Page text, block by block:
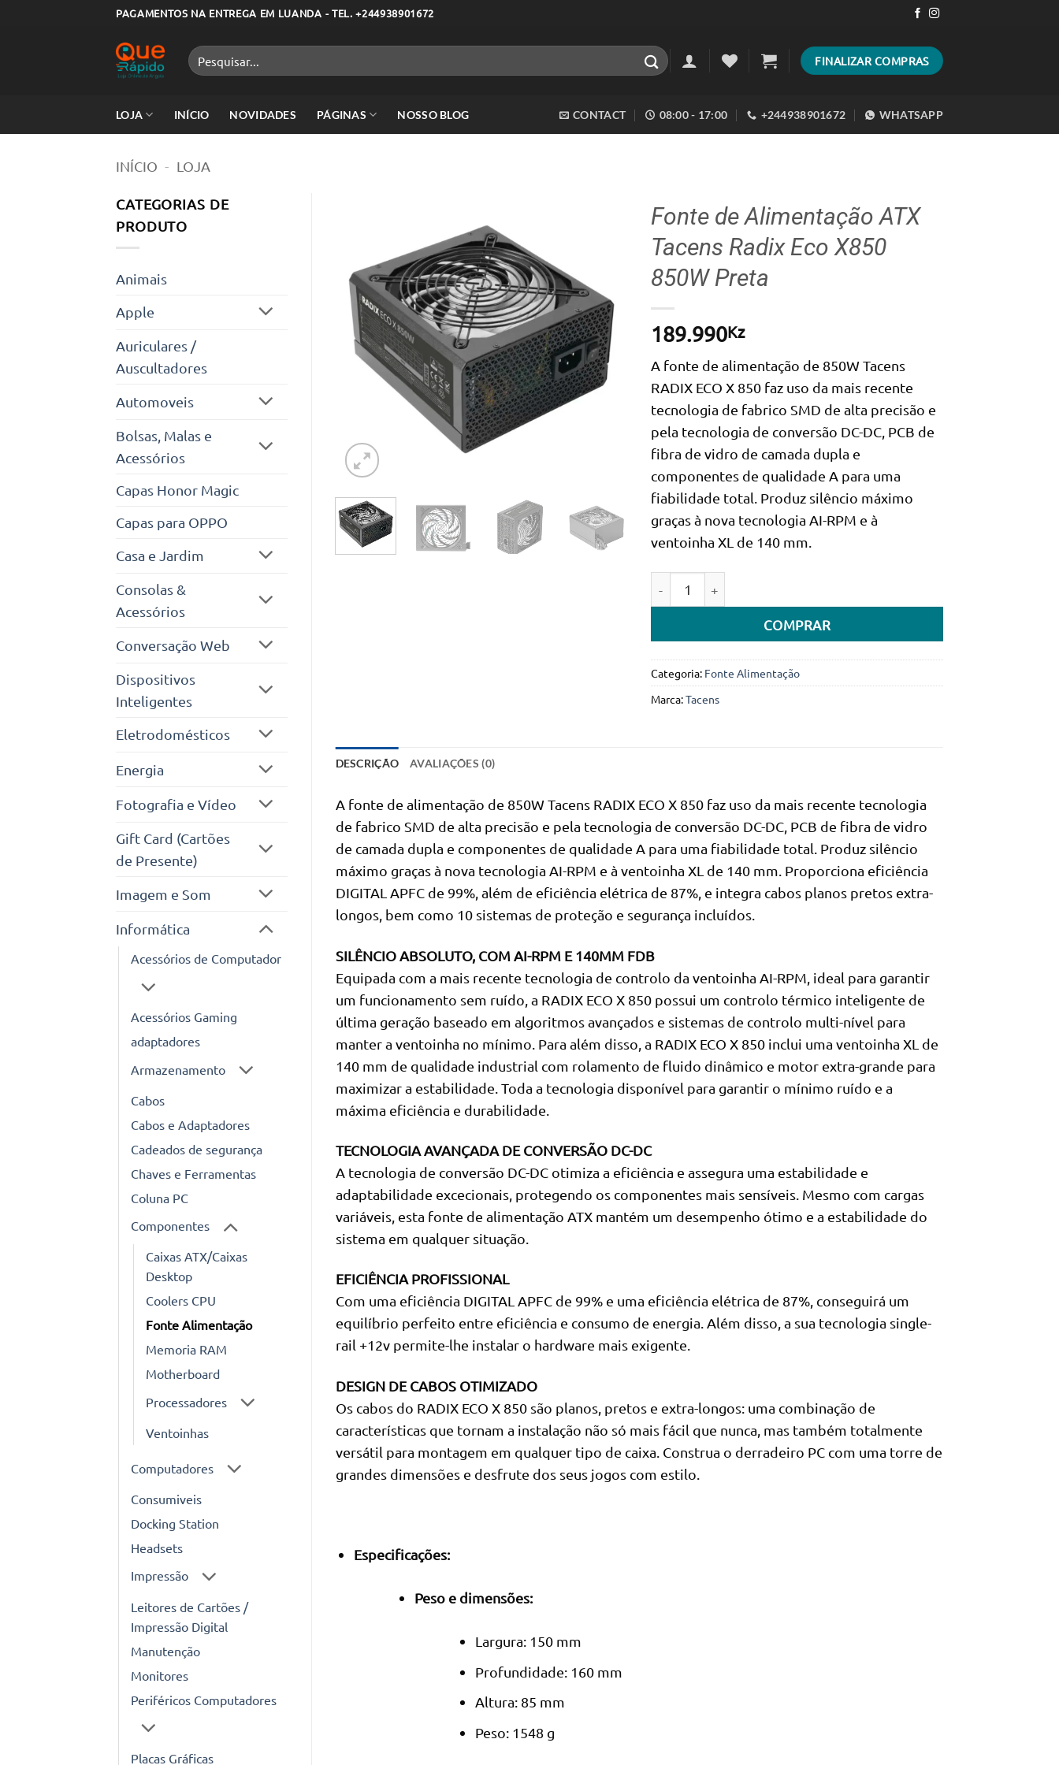
PAGAMENTOS NA ENTREGA EM LUANDA - TEL. +244938901672
Pesquisar
por:
FINALIZAR COMPRAS
LOJA INÍCIO NOVIDADES PÁGINAS NOSSO BLOG CONTACT 08:00 - 17:00 +244938901672 WHATSAPP
INÍCIO - LOJA
CATEGORIAS DE
PRODUTO
Animais
Apple
Auriculares /
Auscultadores
Automoveis
Bolsas, Malas e
Acessórios
Capas Honor Magic
Capas para OPPO
Casa e Jardim
Consolas &
Acessórios
Conversação Web
Dispositivos
Inteligentes
Eletrodomésticos
Energia
Fotografia e Vídeo
Gift Card (Cartões
de Presente)
Imagem e Som
Informática
Acessórios de Computador
Acessórios Gaming
adaptadores
Armazenamento
Cabos
Cabos e Adaptadores
Cadeados de segurança
Chaves e Ferramentas
Coluna PC
Componentes
Caixas ATX/Caixas
Desktop
Coolers CPU
Fonte Alimentação
Memoria RAM
Motherboard
Processadores
Ventoinhas
Computadores
Consumiveis
Docking Station
Headsets
Impressão
Leitores de Cartões /
Impressão Digital
Manutenção
Monitores
Periféricos Computadores
Placas Gráficas
aos meus
desejos
Fonte de Alimentação ATX
Tacens Radix Eco X850
850W Preta
189.990Kz
A fonte de alimentação de 850W Tacens
RADIX ECO X 850 faz uso da mais recente
tecnologia de fabrico SMD de alta precisão e
pela tecnologia de conversão DC-DC, PCB de
fibra de vidro de camada dupla e
componentes de qualidade A para uma
fiabilidade total. Produz silêncio máximo
graças à nova tecnologia AI-RPM e à
ventoinha XL de 140 mm.
COMPRAR
Categoria: Fonte Alimentação
Marca:Tacens
DESCRIÇÃO AVALIAÇÕES (0)
A fonte de alimentação de 850W Tacens RADIX ECO X 850 faz uso da mais recente tecnologia
de fabrico SMD de alta precisão e pela tecnologia de conversão DC-DC, PCB de fibra de vidro
de camada dupla e componentes de qualidade A para uma fiabilidade total. Produz silêncio
máximo graças à nova tecnologia AI-RPM e à ventoinha XL de 140 mm. Proporciona eficiência
DIGITAL APFC de 99%, além de eficiência elétrica de 87%, e integra cabos planos pretos extra-
longos, bem como 10 sistemas de proteção e segurança incluídos.
SILÊNCIO ABSOLUTO, COM AI-RPM E 140MM FDB
Equipada com a mais recente tecnologia de controlo da ventoinha AI-RPM, ideal para garantir
um funcionamento sem ruído, a RADIX ECO X 850 possui um controlo térmico inteligente de
última geração baseado em algoritmos avançados e sistemas de controlo multi-nível para
manter a ventoinha no mínimo. Para além disso, a RADIX ECO X 850 inclui uma ventoinha XL de
140 mm de qualidade industrial com rolamento de fluido dinâmico e motor extra-grande para
maximizar a estabilidade. Toda a tecnologia disponível para garantir o mínimo ruído e a
máxima eficiência e durabilidade.
TECNOLOGIA AVANÇADA DE CONVERSÃO DC-DC
A tecnologia de conversão DC-DC otimiza a eficiência e assegura uma estabilidade e
adaptabilidade excecionais, protegendo os componentes mais sensíveis. Mesmo com cargas
variáveis, esta fonte de alimentação ATX mantém um desempenho ótimo e a estabilidade do
sistema em qualquer situação.
EFICIÊNCIA PROFISSIONAL
Com uma eficiência DIGITAL APFC de 99% e uma eficiência elétrica de 87%, conseguirá um
equilíbrio perfeito entre eficiência e consumo de energia. Além disso, a sua tecnologia single-
rail +12v permite-lhe instalar o hardware mais exigente.
DESIGN DE CABOS OTIMIZADO
Os cabos do RADIX ECO X 850 são planos, pretos e extra-longos: uma combinação de
características que tornam a instalação não só mais fácil que nunca, mas também totalmente
versátil para montagem em qualquer tipo de caixa. Construa o derradeiro PC com uma torre de
grandes dimensões e desfrute dos seus jogos com estilo.
Especificações:
Peso e dimensões:
Largura: 150 mm
Profundidade: 160 mm
Altura: 85 mm
Peso: 1548 g